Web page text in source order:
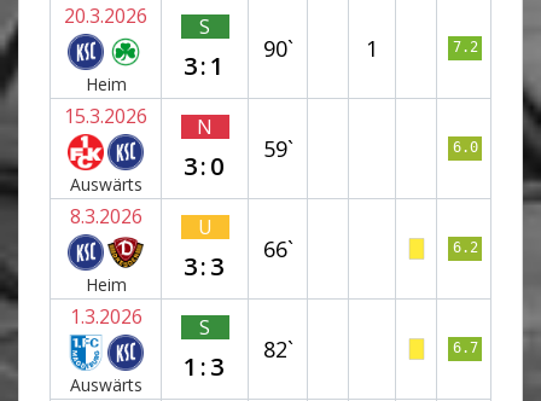
20.3.2026
Heim
S
3:1
90` 1 7.2
15.3.2026
Auswärts
N
3:0
59` 6.0
8.3.2026
Heim
U
3:3
66` 6.2
1.3.2026
Auswärts
S
1:3
82` 6.7